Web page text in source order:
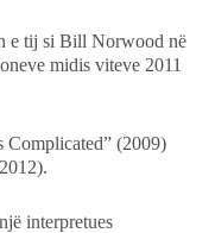
e tij si Bill Norwood në
midis viteve 2011
Complicated” (2009)
interpretues